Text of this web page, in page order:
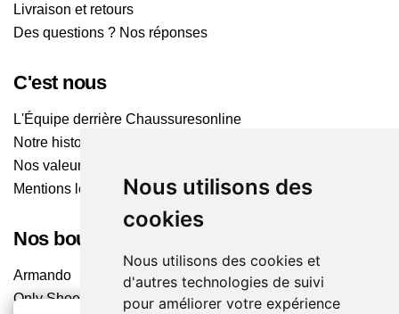
Nous utilisons des
cookies
Nous utilisons des cookies et
d'autres technologies de suivi
pour améliorer votre expérience
Livraison et retours
Des questions ? Nos réponses
C'est nous
L'Équipe derrière Chaussuresonline
Notre histoire
Nos valeurs
Mentions légales
Nos boutiques
Armando
Only Shoes